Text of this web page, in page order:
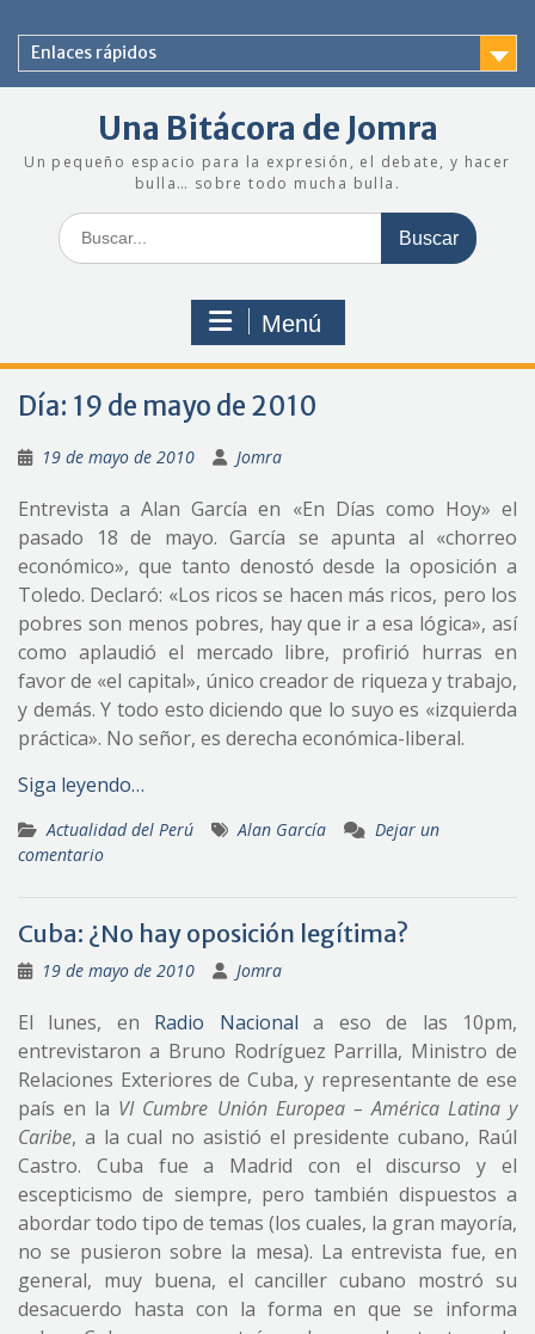
contenido
Enlaces rápidos
Una Bitácora de Jomra
Un pequeño espacio para la expresión, el debate, y hacer
bulla… sobre todo mucha bulla.
Buscar:
Menú
Día: 19 de mayo de 2010
19 de mayo de 2010 Jomra
Entrevista a Alan García en «En Días como Hoy» el
pasado 18 de mayo. García se apunta al «chorreo
económico», que tanto denostó desde la oposición a
Toledo. Declaró: «Los ricos se hacen más ricos, pero los
pobres son menos pobres, hay que ir a esa lógica», así
como aplaudió el mercado libre, profirió hurras en
favor de «el capital», único creador de riqueza y trabajo,
y demás. Y todo esto diciendo que lo suyo es «izquierda
práctica». No señor, es derecha económica-liberal.
Siga leyendo…
Actualidad del Perú Alan García
Dejar un
comentario
Cuba: ¿No hay oposición legítima?
19 de mayo de 2010 Jomra
El lunes, en Radio Nacional a eso de las 10pm,
entrevistaron a Bruno Rodríguez Parrilla, Ministro de
Relaciones Exteriores de Cuba, y representante de ese
país en la VI Cumbre Unión Europea – América Latina y
Caribe, a la cual no asistió el presidente cubano, Raúl
Castro. Cuba fue a Madrid con el discurso y el
escepticismo de siempre, pero también dispuestos a
abordar todo tipo de temas (los cuales, la gran mayoría,
no se pusieron sobre la mesa). La entrevista fue, en
general, muy buena, el canciller cubano mostró su
desacuerdo hasta con la forma en que se informa